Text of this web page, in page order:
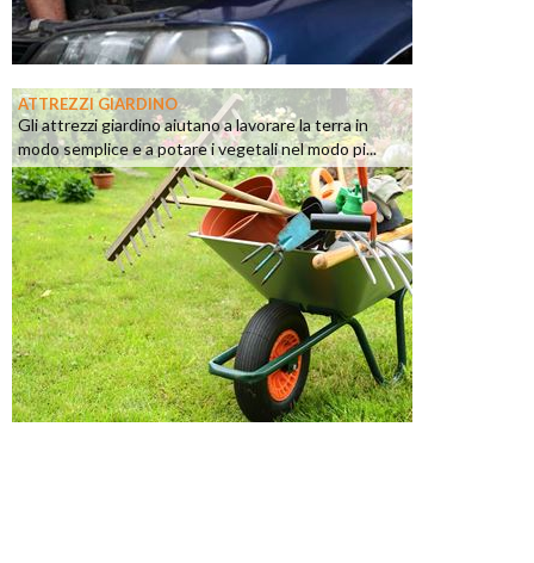
ATTREZZI GIARDINO
Gli attrezzi giardino aiutano a lavorare la terra in
modo semplice e a potare i vegetali nel modo pi...